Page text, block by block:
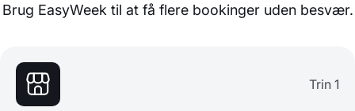
Brug EasyWeek til at få flere bookinger uden besvær.
Trin 1